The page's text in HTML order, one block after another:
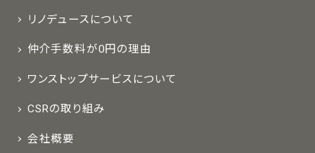
リノデュースについて
仲介手数料が0円の理由
ワンストップサービスについて
CSRの取り組み
会社概要